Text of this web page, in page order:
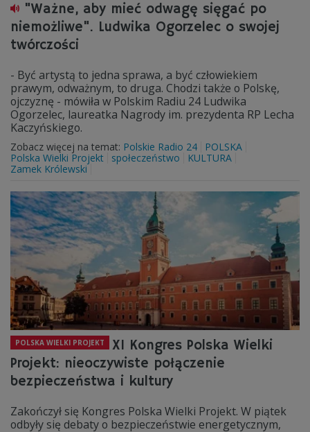
"Ważne, aby mieć odwagę sięgać po
niemożliwe". Ludwika Ogorzelec o swojej
twórczości
- Być artystą to jedna sprawa, a być człowiekiem
prawym, odważnym, to druga. Chodzi także o Polskę,
ojczyznę - mówiła w Polskim Radiu 24 Ludwika
Ogorzelec, laureatka Nagrody im. prezydenta RP Lecha
Kaczyńskiego.
Zobacz więcej na temat: Polskie Radio 24
POLSKA
Polska Wielki Projekt
społeczeństwo
KULTURA
Zamek Królewski
POLSKA WIELKI PROJEKT
XI Kongres Polska Wielki
Projekt: nieoczywiste połączenie
bezpieczeństwa i kultury
Zakończył się Kongres Polska Wielki Projekt. W piątek
odbyły się debaty o bezpieczeństwie energetycznym,